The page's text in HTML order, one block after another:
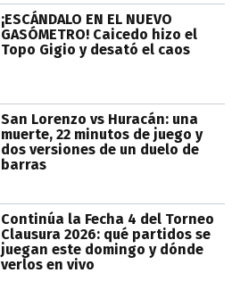
¡ESCÁNDALO EN EL NUEVO
GASÓMETRO! Caicedo hizo el
Topo Gigio y desató el caos
San Lorenzo vs Huracán: una
muerte, 22 minutos de juego y
dos versiones de un duelo de
barras
Continúa la Fecha 4 del Torneo
Clausura 2026: qué partidos se
juegan este domingo y dónde
verlos en vivo